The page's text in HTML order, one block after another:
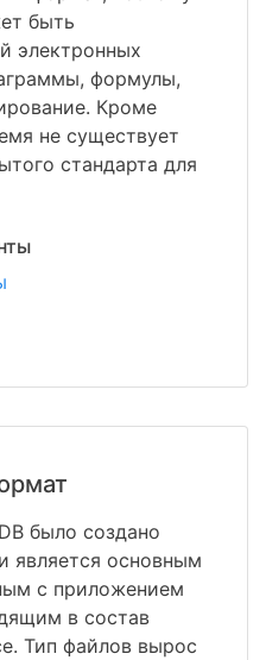
быть
электронных
формулы,
Кроме
не существует
стандарта для
было создано
является основным
с приложением
в состав
Тип файлов вырос